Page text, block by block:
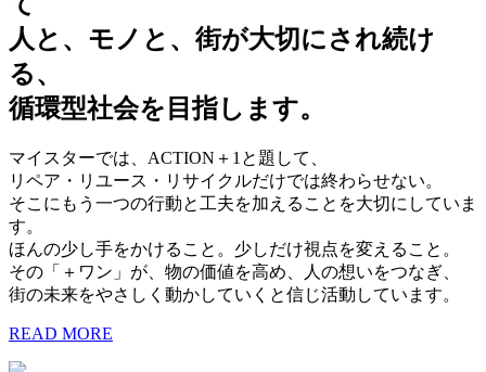
人と、モノと、街が大切にされ続け
る、
循環型社会を目指します。
マイスターでは、ACTION＋1と題して、
リペア・リユース・リサイクルだけでは終わらせない。
そこにもう一つの行動と工夫を加えることを大切にしていま
す。
ほんの少し手をかけること。少しだけ視点を変えること。
その「＋ワン」が、物の価値を高め、人の想いをつなぎ、
街の未来をやさしく動かしていくと信じ活動しています。
READ MORE